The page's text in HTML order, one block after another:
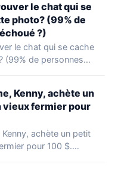
le chat qui se
photo? (99% de
?)
le chat qui se cache
(99% de personnes
Kenny, achète un
vieux fermier pour
achète un petit
pour 100 $.…